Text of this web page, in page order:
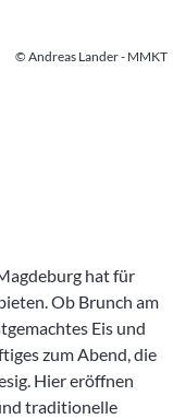
© Andreas Lander - MMKT
hat für
Ob Brunch am
Eis und
zum Abend, die
Hier eröffnen
traditionelle